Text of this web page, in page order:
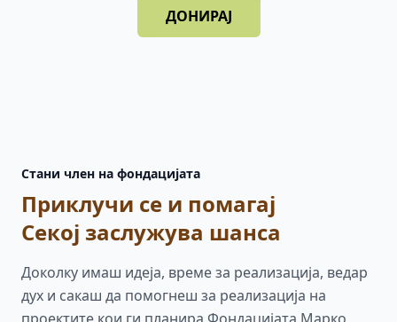
ДОНИРАЈ
Стани член на фондацијата
Приклучи се и помагај
Секој заслужува шанса
Доколку имаш идеја, време за реализација, ведар
дух и сакаш да помогнеш за реализација на